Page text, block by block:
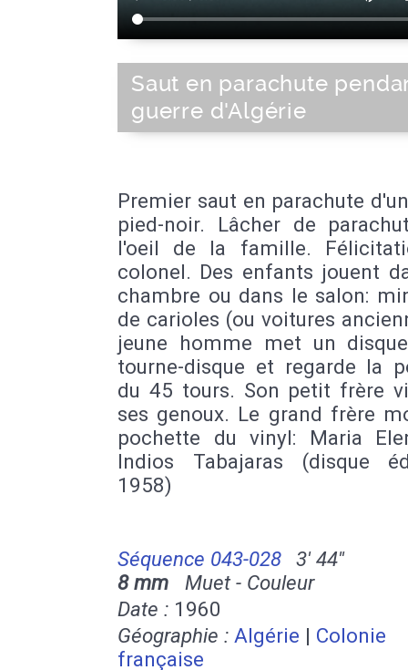
Saut en parachute
guerre d'Algérie
Premier saut en parachute
pied-noir. Lâcher de
l'oeil de la famille.
colonel. Des enfants jouent
chambre ou dans le salon:
de carioles (ou voitures
jeune homme met un
tourne-disque et regarde la
du 45 tours. Son petit frère
ses genoux. Le grand frère
pochette du vinyl: Maria
Indios Tabajaras (disque
1958)
Séquence 043-028
3' 44''
8 mm Muet - Couleur
Date : 1960
Géographie : Algérie | Colonie
française